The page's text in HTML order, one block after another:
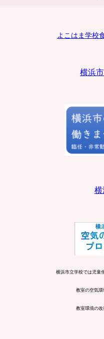
よこはま学校
横浜
横
横浜市立学校では児童
教室の空気環
教室環境の改